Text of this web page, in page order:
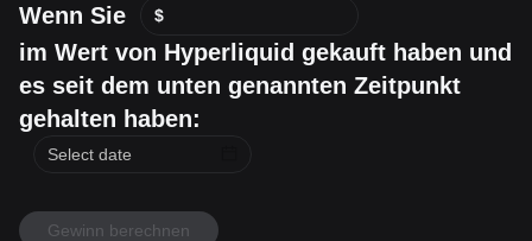
Wenn Sie $
im Wert von Hyperliquid gekauft haben und
es seit dem unten genannten Zeitpunkt
gehalten haben:
Gewinn berechnen